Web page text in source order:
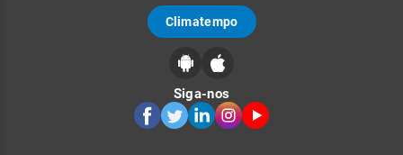
Climatempo
Siga-nos